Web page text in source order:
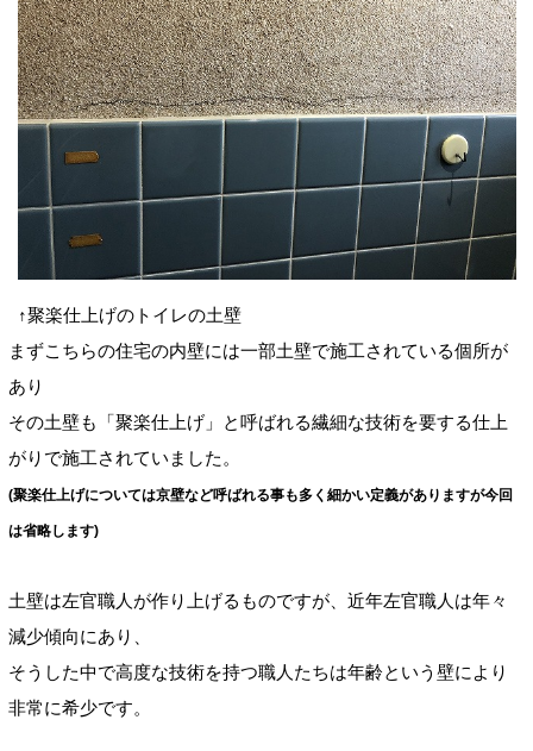
↑聚楽仕上げのトイレの土壁
まずこちらの住宅の内壁には一部土壁で施工されている個所が
あり
その土壁も「聚楽仕上げ」と呼ばれる繊細な技術を要する仕上
がりで施工されていました。
(聚楽仕上げについては京壁など呼ばれる事も多く細かい定義がありますが今回
は省略します)
土壁は左官職人が作り上げるものですが、近年左官職人は年々
減少傾向にあり、
そうした中で高度な技術を持つ職人たちは年齢という壁により
非常に希少です。